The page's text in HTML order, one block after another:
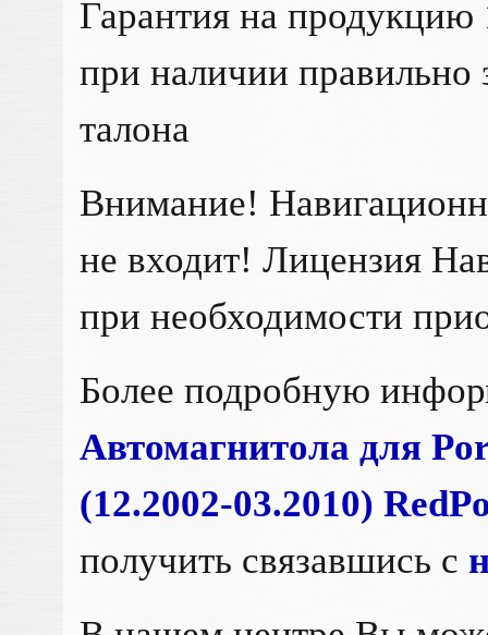
Гарантия на
при наличии правильно
талона
Внимание!
не входит! Лицензия
при необходимости
Более подробную
Автомагнитола для
(12.2002-03.2010)
получить связавшись с